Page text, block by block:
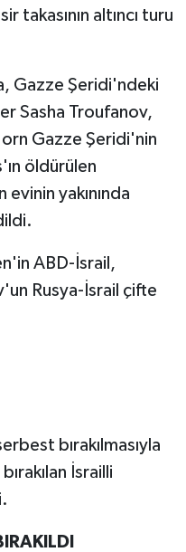
takasının altıncı turu
Gazze Şeridi'ndeki
Sasha Troufanov,
Gazze Şeridi'nin
öldürülen
evinin yakınında
ABD-İsrail,
Rusya-İsrail çifte
bırakılmasıyla
İsrailli